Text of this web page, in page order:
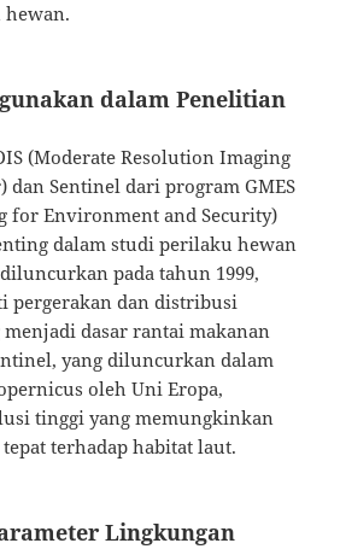
dalam Penelitian
(Moderate Resolution Imaging
dan Sentinel dari program GMES
for Environment and Security)
dalam studi perilaku hewan
pada tahun 1999,
pergerakan dan distribusi
dasar rantai makanan
yang diluncurkan dalam
oleh Uni Eropa,
tinggi yang memungkinkan
terhadap habitat laut.
Lingkungan